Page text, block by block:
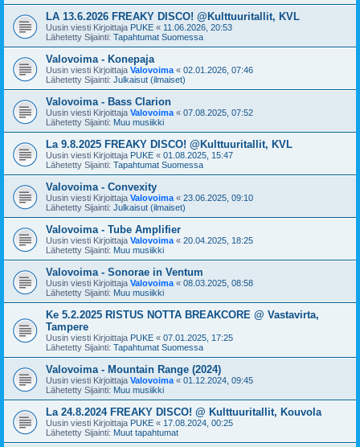
LA 13.6.2026 FREAKY DISCO! @Kulttuuritallit, KVL
Uusin viesti Kirjoittaja PUKE « 11.06.2026, 20:53
Lähetetty Sijainti: Tapahtumat Suomessa
Valovoima - Konepaja
Uusin viesti Kirjoittaja Valovoima « 02.01.2026, 07:46
Lähetetty Sijainti: Julkaisut (ilmaiset)
Valovoima - Bass Clarion
Uusin viesti Kirjoittaja Valovoima « 07.08.2025, 07:52
Lähetetty Sijainti: Muu musiikki
La 9.8.2025 FREAKY DISCO! @Kulttuuritallit, KVL
Uusin viesti Kirjoittaja PUKE « 01.08.2025, 15:47
Lähetetty Sijainti: Tapahtumat Suomessa
Valovoima - Convexity
Uusin viesti Kirjoittaja Valovoima « 23.06.2025, 09:10
Lähetetty Sijainti: Julkaisut (ilmaiset)
Valovoima - Tube Amplifier
Uusin viesti Kirjoittaja Valovoima « 20.04.2025, 18:25
Lähetetty Sijainti: Muu musiikki
Valovoima - Sonorae in Ventum
Uusin viesti Kirjoittaja Valovoima « 08.03.2025, 08:58
Lähetetty Sijainti: Muu musiikki
Ke 5.2.2025 RISTUS NOTTA BREAKCORE @ Vastavirta,
Tampere
Uusin viesti Kirjoittaja PUKE « 07.01.2025, 17:25
Lähetetty Sijainti: Tapahtumat Suomessa
Valovoima - Mountain Range (2024)
Uusin viesti Kirjoittaja Valovoima « 01.12.2024, 09:45
Lähetetty Sijainti: Muu musiikki
La 24.8.2024 FREAKY DISCO! @ Kulttuuritallit, Kouvola
Uusin viesti Kirjoittaja PUKE « 17.08.2024, 00:25
Lähetetty Sijainti: Muut tapahtumat